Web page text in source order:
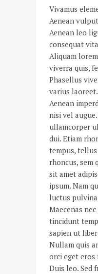
Vivamus
Aenean
Aenean leo
consequat
Aliquam
viverra quis,
Phasellus
varius
Aenean
nisi vel
ullamcorper
dui. Etiam
tempus,
rhoncus, sem
sit amet
ipsum. Nam
luctus
Maecenas
tincidunt
sapien ut
Nullam quis
orci eget eros
Duis leo. Sed